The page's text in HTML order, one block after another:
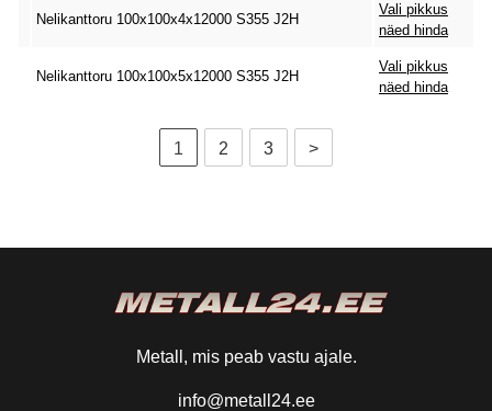
Nelikanttoru 100x100x4x12000 S355 J2H
Vali pikkus
näed hinda
Nelikanttoru 100x100x5x12000 S355 J2H
Vali pikkus
näed hinda
1 2 3 >
Metall, mis peab vastu ajale.
info@metall24.ee